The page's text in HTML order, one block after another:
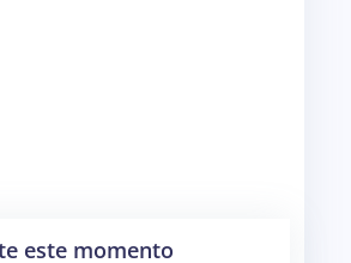
este momento